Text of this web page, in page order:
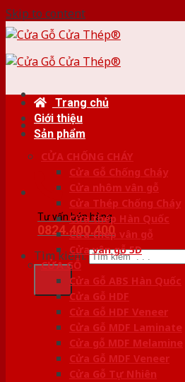
Skip to content
Tư vấn bán hàng
0824.400.400
Tìm kiếm:
Trang chủ
Giới thiệu
Sản phẩm
CỬA CHỐNG CHÁY
Cửa Gỗ Chống Cháy
Cửa nhôm vân gỗ
Cửa Thép Chống Cháy
Cửa thép Hàn Quốc
Cửa thép vân gỗ
Cửa vân gỗ 5D
CỬA GỖ
Cửa Gỗ ABS Hàn Quốc
Cửa Gỗ HDF
Cửa Gỗ HDF Veneer
Cửa Gỗ MDF Laminate
Cửa gỗ MDF Melamine
Cửa Gỗ MDF Veneer
Cửa Gỗ Tự Nhiên